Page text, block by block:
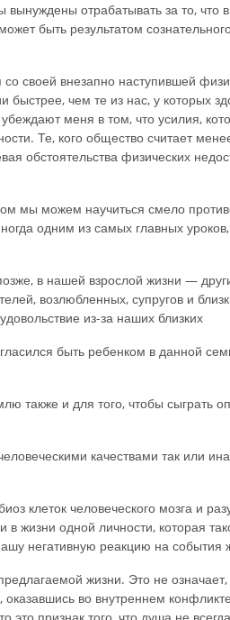
отрабатывать за то, что
быть результатом
своей внезапно наступившей
быстрее, чем те из нас, у которых
меня в том, что усилия,
Те, кого общество считает
обстоятельства физических
мы можем научиться смело
одним из самых главных
в нашей взрослой жизни —
возлюбленных, супругов и
из-за наших близких
быть ребенком в данной
также и для того, чтобы сыграть
качествами так или
клеток человеческого мозга и
жизни одной личности, которая
негативную реакцию на события
жизни. Это не
во внутреннем